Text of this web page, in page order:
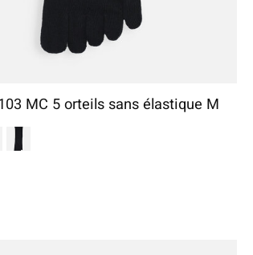
MC 5 orteils sans élastique M